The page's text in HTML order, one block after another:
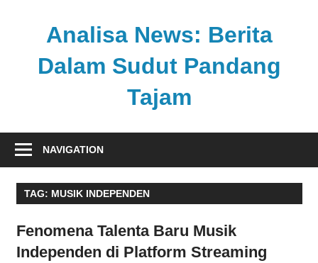
Analisa News: Berita
Dalam Sudut Pandang
Tajam
kritis
akurat
dari
politik,
dan
NAVIGATION
TAG: MUSIK INDEPENDEN
Fenomena Talenta Baru Musik
Independen di Platform Streaming